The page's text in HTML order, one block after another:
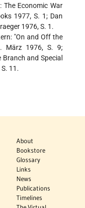
The Economic War
1977, S. 1; Dan
1976, S. 1.
"On and Off the
März 1976, S. 9;
and Special
11.
About
Bookstore
Glossary
Links
News
Publications
Timelines